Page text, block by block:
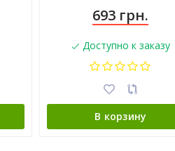
693 грн.
Доступно к заказу
В корзину